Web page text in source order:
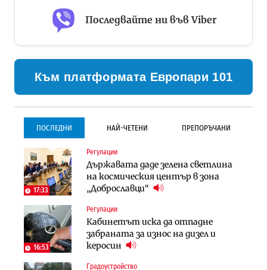
Последвайте ни във Viber
Към платформата Европари 101
ПОСЛЕДНИ НАЙ-ЧЕТЕНИ ПРЕПОРЪЧАНИ
17:33
Регулации
Държавата даде зелена светлина
на космическия център в зона
„Доброславци“
16:53
Регулации
Кабинетът иска да отпадне
забраната за износ на дизел и
керосин
Градоустройство
Инфраструктура
Проектирането на тунела под
Петрохан ще върви паралелно с
екологичните оценки
Инфраструктура
Вторият мост над Варненското
езеро става част от бъдещата
магистрала „Черно море“
Градоустройство
Инфраструктура
Проектирането на тунела под
Петрохан ще върви паралелно с
екологичните оценки
Компании
„Хювефарма“ подписа договор за
придобиване на Euroapi Italy
Финанси